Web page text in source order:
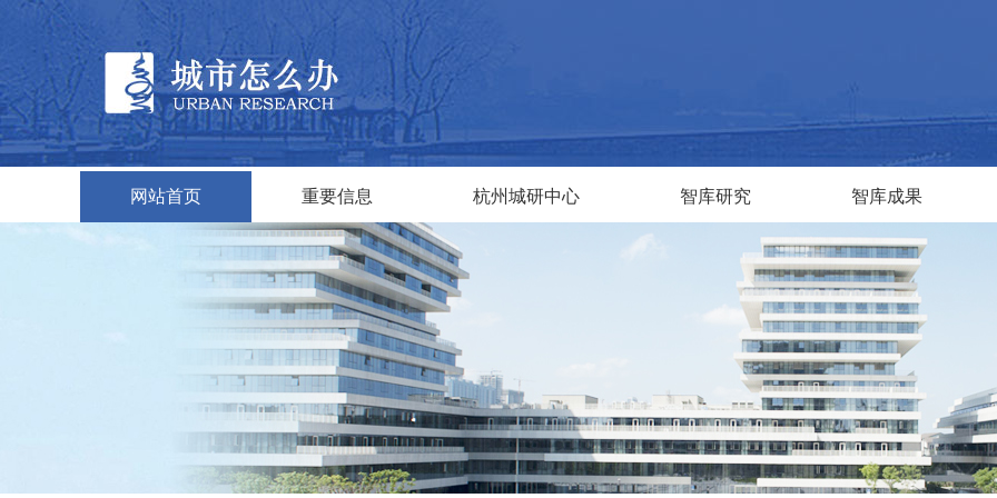
网站首页 重要信息 杭州城研中心 智库研究 智库成果